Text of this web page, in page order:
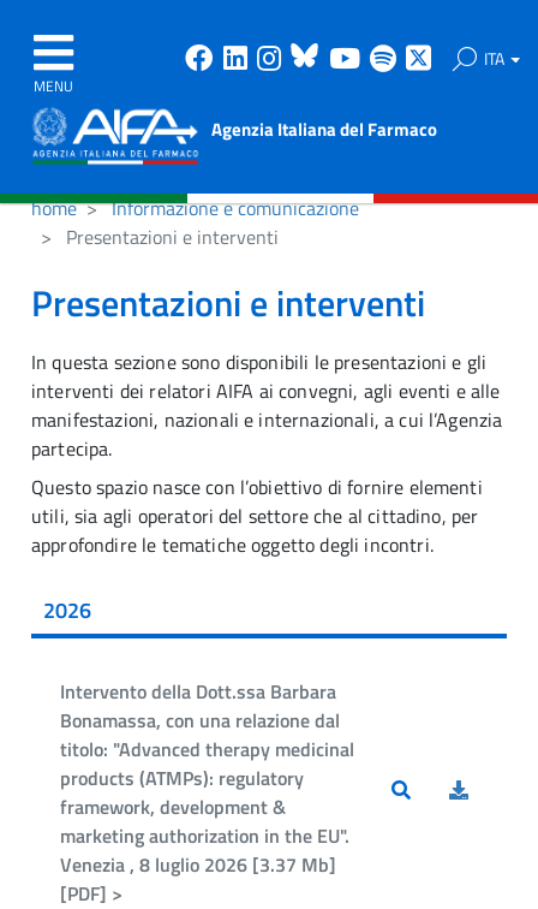
MENU
Facebook
Linkedin
Instagram
Bluesky
Youtube
Spotify ITA
Agenzia Italiana del Farmaco
home
Informazione e comunicazione
Presentazioni e interventi
Presentazioni e interventi
In questa sezione sono disponibili le presentazioni e gli
interventi dei relatori AIFA ai convegni, agli eventi e alle
manifestazioni, nazionali e internazionali, a cui l’Agenzia
partecipa.
Questo spazio nasce con l’obiettivo di fornire elementi
utili, sia agli operatori del settore che al cittadino, per
approfondire le tematiche oggetto degli incontri.
2026
Intervento della Dott.ssa Barbara
Bonamassa, con una relazione dal
titolo: "Advanced therapy medicinal
products (ATMPs): regulatory
framework, development &
marketing authorization in the EU".
Venezia , 8 luglio 2026 [3.37 Mb]
[PDF] >